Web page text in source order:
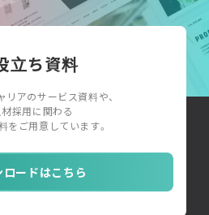
立ち資料
アのサービス資料や、
採用に関わる
をご用意しています。
ロードはこちら